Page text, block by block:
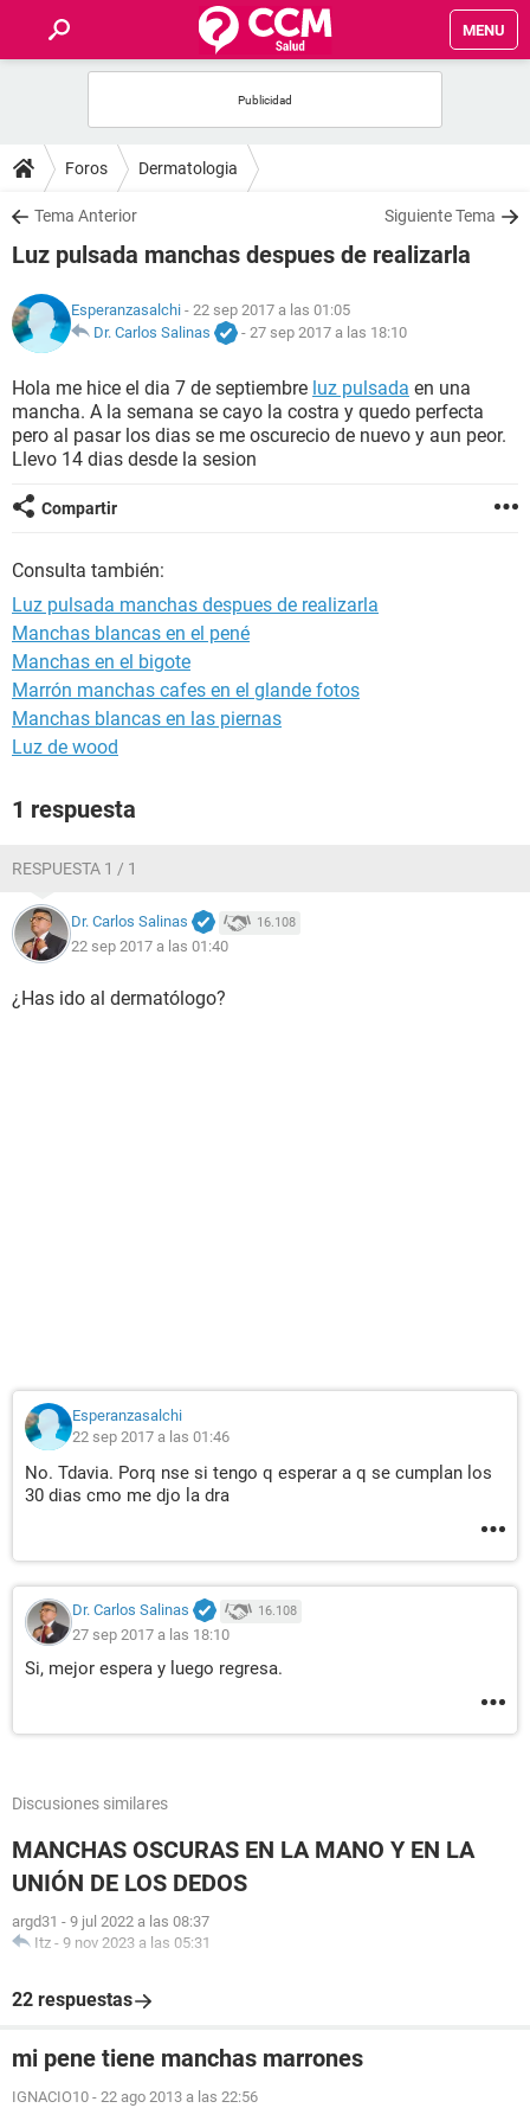
MENU
FOROS
SALUD
FAMILIA
NUTRICIÓN
BIENESTAR
SEXUALIDAD
GLOSARIO
Foros Dermatologia
Tema Anterior Siguiente Tema
Luz pulsada manchas despues de realizarla
Esperanzasalchi - 22 sep 2017 a las 01:05
Dr. Carlos Salinas
- 27 sep 2017 a las 18:10
Hola me hice el dia 7 de septiembre luz pulsada en una
mancha. A la semana se cayo la costra y quedo perfecta
pero al pasar los dias se me oscurecio de nuevo y aun peor.
Llevo 14 dias desde la sesion
Compartir
Consulta también:
Luz pulsada manchas despues de realizarla
Manchas blancas en el pené
Manchas en el bigote
Marrón manchas cafes en el glande fotos
Manchas blancas en las piernas
Luz de wood
1 respuesta
RESPUESTA 1 / 1
Dr. Carlos Salinas 16.108
22 sep 2017 a las 01:40
¿Has ido al dermatólogo?
Esperanzasalchi
22 sep 2017 a las 01:46
No. Tdavia. Porq nse si tengo q esperar a q se cumplan los
30 dias cmo me djo la dra
Dr. Carlos Salinas 16.108
27 sep 2017 a las 18:10
Si, mejor espera y luego regresa.
Discusiones similares
MANCHAS OSCURAS EN LA MANO Y EN LA
UNIÓN DE LOS DEDOS
argd31 - 9 jul 2022 a las 08:37
Itz - 9 nov 2023 a las 05:31
22 respuestas
mi pene tiene manchas marrones
IGNACIO10 - 22 ago 2013 a las 22:56